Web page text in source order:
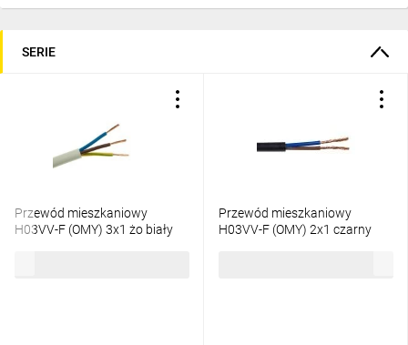
SERIE
Przewód mieszkaniowy
H03VV-F (OMY) 3x1 żo biały
Przewód mieszkaniowy
H03VV-F (OMY) 2x1 czarny